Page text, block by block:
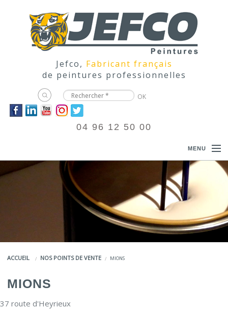
Jefco, Fabricant français
de peintures professionnelles
04 96 12 50 00
MENU
ACCUEIL
COULEURS
LA MARQUE JEFCO®
ACCUEIL NOS POINTS DE VENTE MIONS
MIONS
37 route d'Heyrieux